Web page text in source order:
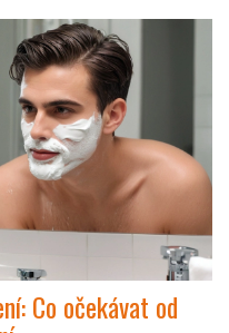
Co očekávat od